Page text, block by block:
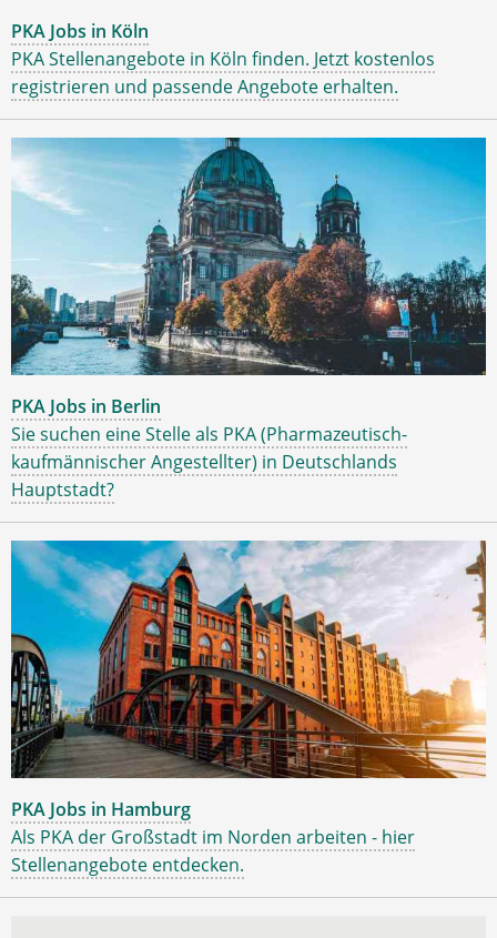
PKA Jobs in Köln
PKA Stellenangebote in Köln finden. Jetzt kostenlos
registrieren und passende Angebote erhalten.
PKA Jobs in Berlin
Sie suchen eine Stelle als PKA (Pharmazeutisch-
kaufmännischer Angestellter) in Deutschlands
Hauptstadt?
PKA Jobs in Hamburg
Als PKA der Großstadt im Norden arbeiten - hier
Stellenangebote entdecken.